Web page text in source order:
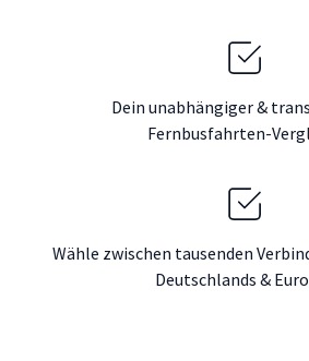
Dein unabhängiger &
Fernbusfahrten-
Wähle zwischen tausenden
Deutschlands &